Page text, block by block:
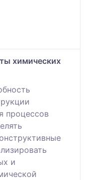
химических
процессов
и